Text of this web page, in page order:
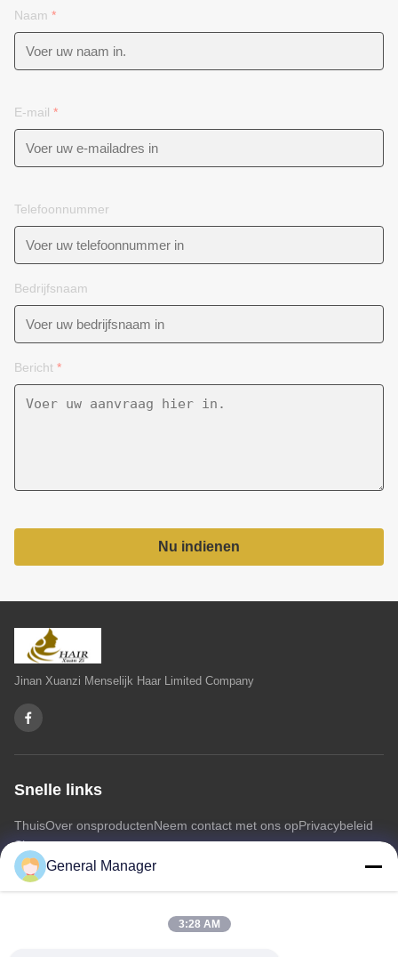
Naam *
E-mail *
Telefoonnummer
Bedrijfsnaam
Bericht *
Nu indienen
Jinan Xuanzi Menselijk Haar Limited Company
Snelle links
ThuisOver onsproductenNeem contact met ons opPrivacybeleid
Sitemap
Neem contact met ons op
General Manager
3:28 AM